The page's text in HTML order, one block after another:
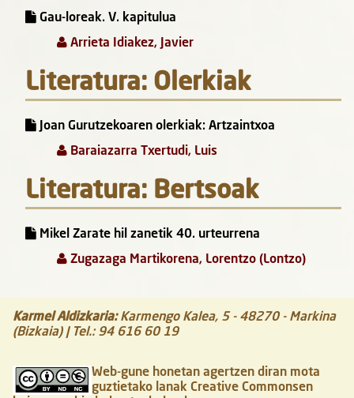
Gau-loreak. V. kapitulua
Arrieta Idiakez, Javier
Literatura: Olerkiak
Joan Gurutzekoaren olerkiak: Artzaintxoa
Baraiazarra Txertudi, Luis
Literatura: Bertsoak
Mikel Zarate hil zanetik 40. urteurrena
Zugazaga Martikorena, Lorentzo (Lontzo)
Karmel Aldizkaria: Karmengo Kalea, 5 - 48270- Markina
(Bizkaia)| Tel.: 94 616 60 19
Web-gune honetan agertzen diran mota
guztietako lanak Creative Commonsen